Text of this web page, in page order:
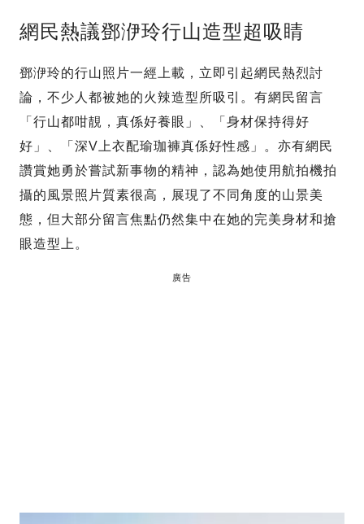
網民熱議鄧洢玲行山造型超吸睛
鄧洢玲的行山照片一經上載，立即引起網民熱烈討
論，不少人都被她的火辣造型所吸引。有網民留言
「行山都咁靚，真係好養眼」、「身材保持得好
好」、「深V上衣配瑜珈褲真係好性感」。亦有網民
讚賞她勇於嘗試新事物的精神，認為她使用航拍機拍
攝的風景照片質素很高，展現了不同角度的山景美
態，但大部分留言焦點仍然集中在她的完美身材和搶
眼造型上。
廣告